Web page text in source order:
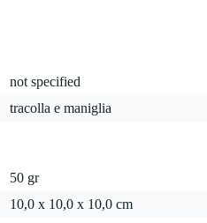
not specified
tracolla e maniglia
50 gr
10,0 x 10,0 x 10,0 cm